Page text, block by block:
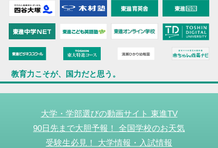
教育力こそが、国力だと思う。
大学・学部選びの動画サイト 東進TV
90日先まで大胆予報！ 全国学校のお天気
受験生必見！ 大学情報・入試情報